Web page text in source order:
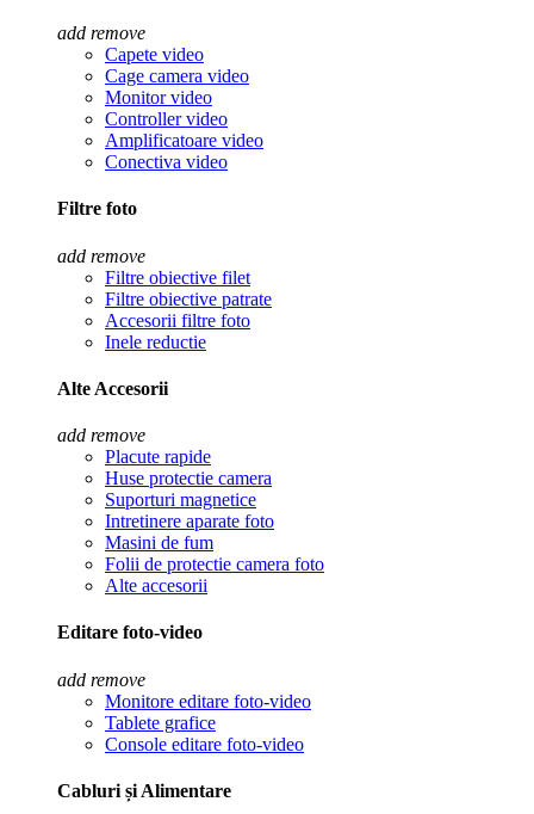
add remove
Capete video
Cage camera video
Monitor video
Controller video
Amplificatoare video
Conectiva video
Filtre foto
add remove
Filtre obiective filet
Filtre obiective patrate
Accesorii filtre foto
Inele reductie
Alte Accesorii
add remove
Placute rapide
Huse protectie camera
Suporturi magnetice
Intretinere aparate foto
Masini de fum
Folii de protectie camera foto
Alte accesorii
Editare foto-video
add remove
Monitore editare foto-video
Tablete grafice
Console editare foto-video
Cabluri și Alimentare